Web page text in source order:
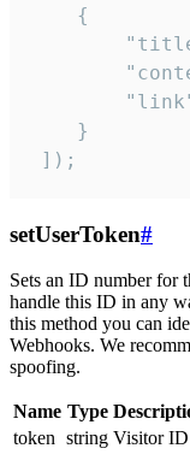
    {
    }
]);
setUserToken#
Sets an ID number for
handle this ID in any
this method you can
Webhooks. We
spoofing.
Name Type
token string Visitor ID